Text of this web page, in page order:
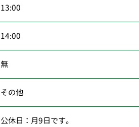
13:00
14:00
無
その他
公休日：月9日です。